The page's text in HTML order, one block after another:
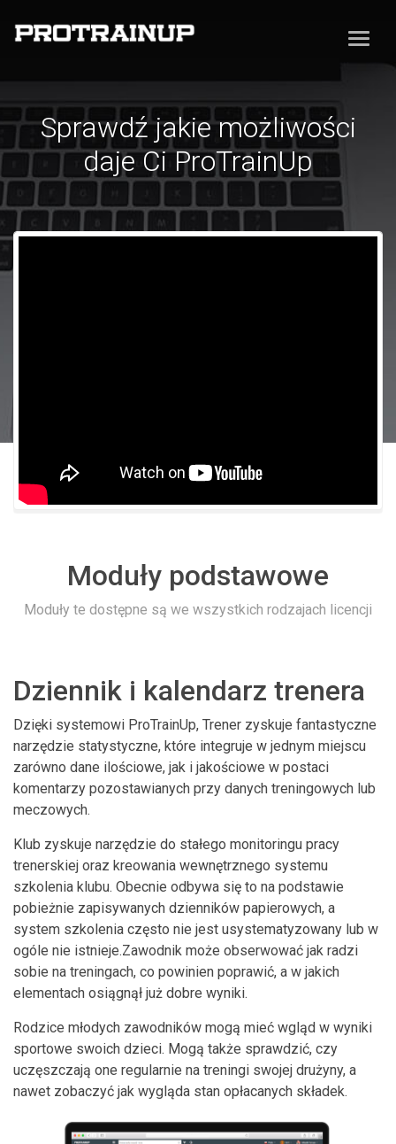
Sprawdź jakie możliwości
daje Ci ProTrainUp
Moduły podstawowe
Moduły te dostępne są we wszystkich rodzajach licencji
Dziennik i kalendarz trenera
Dzięki systemowi ProTrainUp, Trener zyskuje fantastyczne
narzędzie statystyczne, które integruje w jednym miejscu
zarówno dane ilościowe, jak i jakościowe w postaci
komentarzy pozostawianych przy danych treningowych lub
meczowych.
Klub zyskuje narzędzie do stałego monitoringu pracy
trenerskiej oraz kreowania wewnętrznego systemu
szkolenia klubu. Obecnie odbywa się to na podstawie
pobieżnie zapisywanych dzienników papierowych, a
system szkolenia często nie jest usystematyzowany lub w
ogóle nie istnieje.Zawodnik może obserwować jak radzi
sobie na treningach, co powinien poprawić, a w jakich
elementach osiągnął już dobre wyniki.
Rodzice młodych zawodników mogą mieć wgląd w wyniki
sportowe swoich dzieci. Mogą także sprawdzić, czy
uczęszczają one regularnie na treningi swojej drużyny, a
nawet zobaczyć jak wygląda stan opłacanych składek.